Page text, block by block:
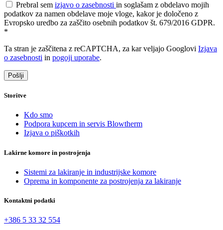
Prebral sem izjavo o zasebnosti in soglašam z obdelavo mojih
podatkov za namen obdelave moje vloge, kakor je določeno z
Evropsko uredbo za zaščito osebnih podatkov št. 679/2016 GDPR.
*
Ta stran je zaščitena z reCAPTCHA, za kar veljajo Googlovi Izjava
o zasebnosti in pogoji uporabe.
Storitve
Kdo smo
Podpora kupcem in servis Blowtherm
Izjava o piškotkih
Lakirne komore in postrojenja
Sistemi za lakiranje in industrijske komore
Oprema in komponente za postrojenja za lakiranje
Kontaktni podatki
+386 5 33 32 554